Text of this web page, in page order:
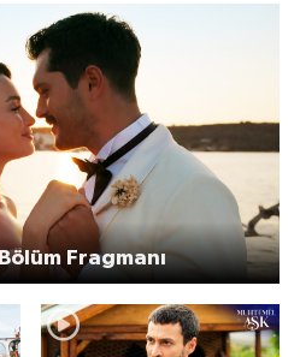
Fragmanı